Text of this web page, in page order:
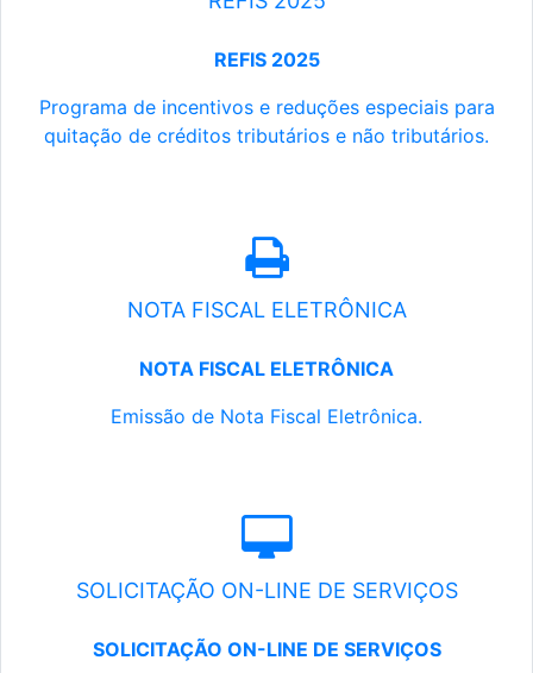
REFIS 2025
Programa de incentivos e reduções especiais para
quitação de créditos tributários e não tributários.
NOTA FISCAL ELETRÔNICA
NOTA FISCAL ELETRÔNICA
Emissão de Nota Fiscal Eletrônica.
SOLICITAÇÃO ON-LINE DE SERVIÇOS
SOLICITAÇÃO ON-LINE DE SERVIÇOS